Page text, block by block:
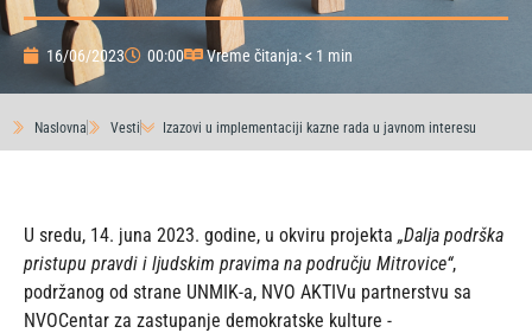
16/06/2023 00:00 Vreme čitanja: < 1 min
Naslovna Vesti Izazovi u implementaciji kazne rada u javnom interesu
U sredu, 14. juna 2023. godine, u okviru projekta „Dalja podrška
pristupu pravdi i ljudskim pravima na području Mitrovice“,
podržanog od strane UNMIK-a, NVO AKTIVu partnerstvu sa
NVOCentar za zastupanje demokratske kulture -